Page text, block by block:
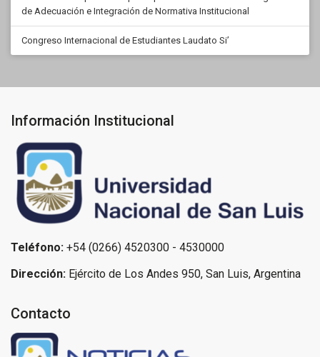
de Adecuación e Integración de Normativa Institucional
Congreso Internacional de Estudiantes Laudato Si’
Información Institucional
Teléfono: +54 (0266) 4520300 - 4530000
Dirección: Ejército de Los Andes 950, San Luis, Argentina
Contacto